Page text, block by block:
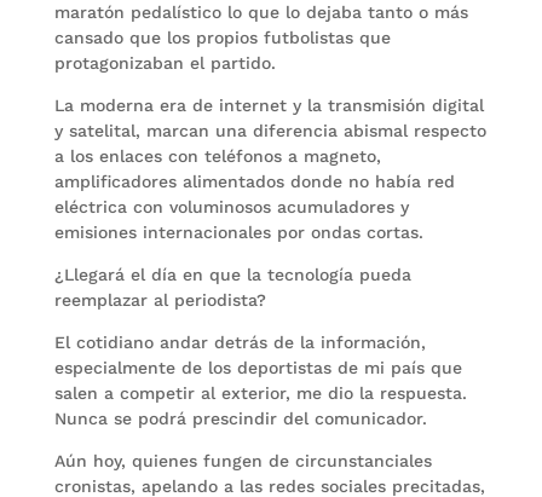
maratón pedalístico lo que lo dejaba tanto o más
cansado que los propios futbolistas que
protagonizaban el partido.
La moderna era de internet y la transmisión digital
y satelital, marcan una diferencia abismal respecto
a los enlaces con teléfonos a magneto,
amplificadores alimentados donde no había red
eléctrica con voluminosos acumuladores y
emisiones internacionales por ondas cortas.
¿Llegará el día en que la tecnología pueda
reemplazar al periodista?
El cotidiano andar detrás de la información,
especialmente de los deportistas de mi país que
salen a competir al exterior, me dio la respuesta.
Nunca se podrá prescindir del comunicador.
Aún hoy, quienes fungen de circunstanciales
cronistas, apelando a las redes sociales precitadas,